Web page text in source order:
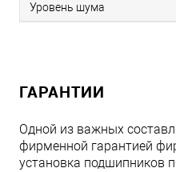
Уровень шума
ГАРАНТИИ
Одной из важных
фирменной гарантией
установка подшипников